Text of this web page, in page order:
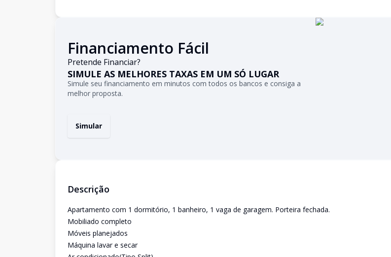
Financiamento Fácil
Pretende Financiar?
SIMULE AS MELHORES TAXAS EM UM SÓ LUGAR
Simule seu financiamento em minutos com todos os bancos e consiga a
melhor proposta.
Simular
Descrição
Apartamento com 1 dormitório, 1 banheiro, 1 vaga de garagem. Porteira fechada.
Mobiliado completo
Móveis planejados
Máquina lavar e secar